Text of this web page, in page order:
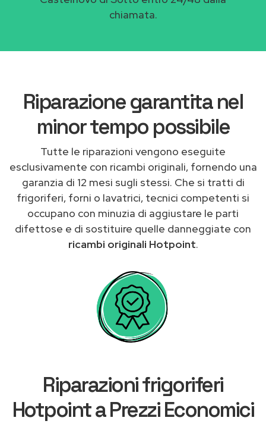
chiamata.
Riparazione garantita nel
minor tempo possibile
Tutte le riparazioni vengono eseguite
esclusivamente con ricambi originali, fornendo una
garanzia di 12 mesi sugli stessi. Che si tratti di
frigoriferi, forni o lavatrici, tecnici competenti si
occupano con minuzia di aggiustare le parti
difettose e di sostituire quelle danneggiate con
ricambi originali Hotpoint.
Riparazioni frigoriferi
Hotpoint a Prezzi Economici